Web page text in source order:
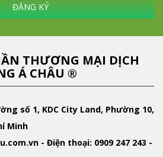
ĐĂNG KÝ
THƯƠNG MẠI DỊCH
Á CHÂU ®
số 1, KDC City Land, Phường 10,
Minh
- Điện thoại: 0909 247 243 -